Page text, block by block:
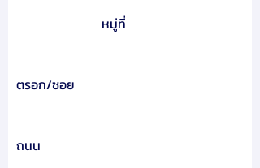
หมู่ที่
ตรอก/ซอย
ถนน